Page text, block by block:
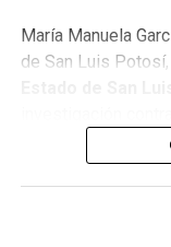
María Manuela
de San Luis
captados en
identificado como